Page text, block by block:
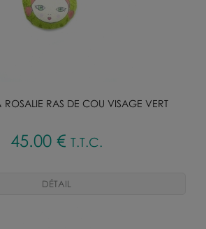
ROSALIE RAS DE COU VISAGE VERT
45.00 € T.T.C.